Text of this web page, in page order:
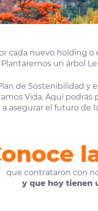
cada nuevo holding
un árbol
de Sostenibilidad y
Vida. Aquí
asegurar el futuro de
que contrataron con
y que hoy tienen